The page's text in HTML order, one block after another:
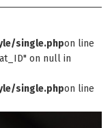
single.phpon line
on null in
single.phpon line